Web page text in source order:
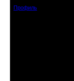
Профиль